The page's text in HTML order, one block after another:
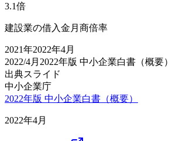
3.1倍
建設業の借入金月商倍率
2021年2022年4月
2022/4月 2022年版 中小企業白書（概要）
出典スライド
中小企業庁
2022年版 中小企業白書（概要）
2022年4月